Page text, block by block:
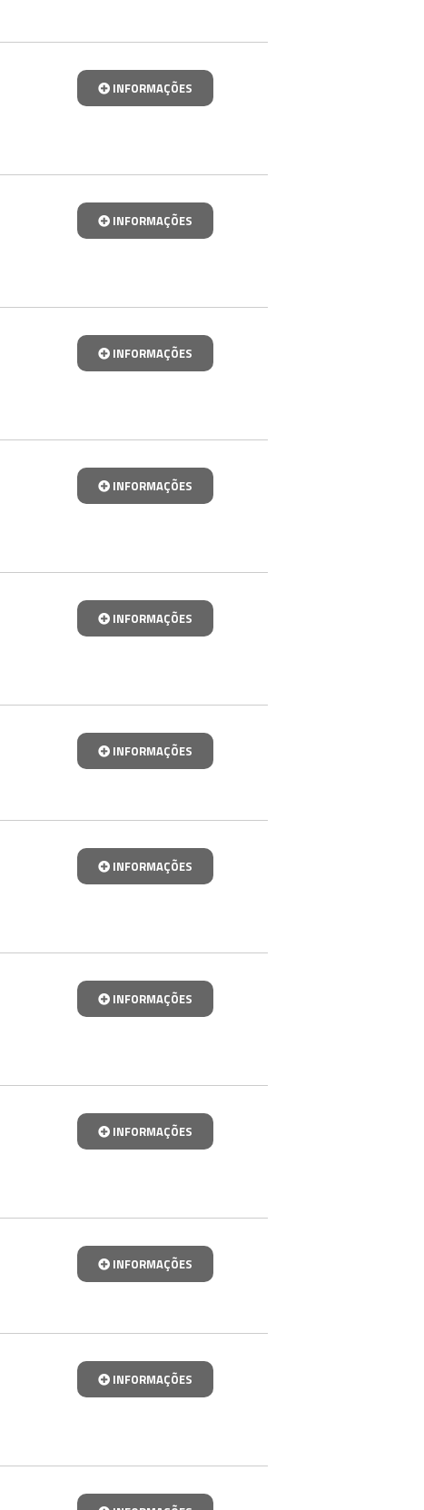
INFORMAÇÕES
INFORMAÇÕES
INFORMAÇÕES
INFORMAÇÕES
INFORMAÇÕES
INFORMAÇÕES
INFORMAÇÕES
INFORMAÇÕES
INFORMAÇÕES
INFORMAÇÕES
INFORMAÇÕES